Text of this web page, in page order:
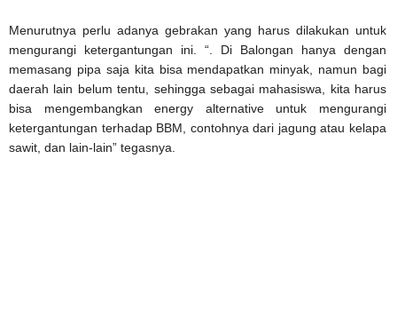
Menurutnya perlu adanya gebrakan yang harus dilakukan untuk
mengurangi ketergantungan ini. “. Di Balongan hanya dengan
memasang pipa saja kita bisa mendapatkan minyak, namun bagi
daerah lain belum tentu, sehingga sebagai mahasiswa, kita harus
bisa mengembangkan energy alternative untuk mengurangi
ketergantungan terhadap BBM, contohnya dari jagung atau kelapa
sawit, dan lain-lain” tegasnya.